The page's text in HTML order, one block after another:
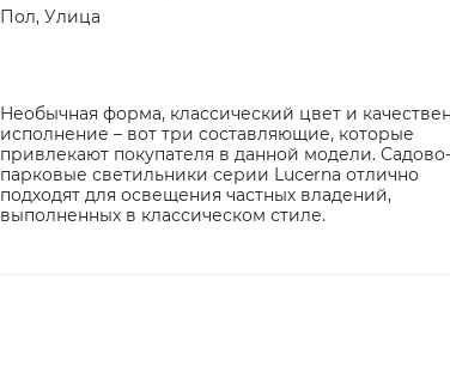
Пол, Улица
Необычная форма, классический цвет и
исполнение – вот три составляющие, которые
привлекают покупателя в данной модели. Садово-
парковые светильники серии Lucerna отлично
подходят для освещения частных владений,
выполненных в классическом стиле.